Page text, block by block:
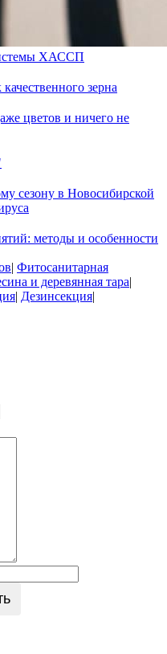
ХАССП
зерна
цветов и ничего не
сезону в Новосибирской
методы и особенности
| Фитосанитарная
и деревянная тара|
| Дезинсекция|